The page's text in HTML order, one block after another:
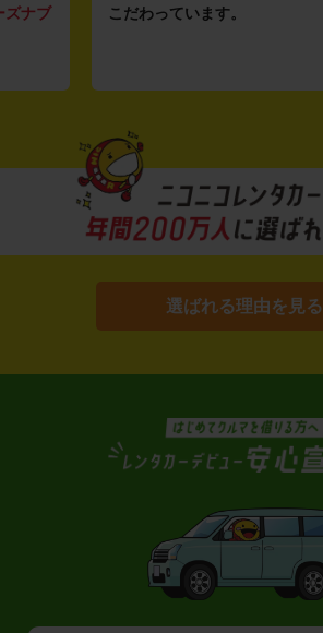
ズナブ
こだわっています。
選ばれる理由を見る